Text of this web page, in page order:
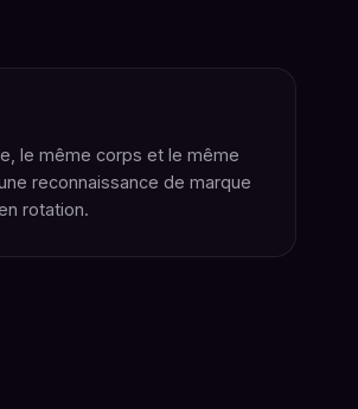
le même corps et le même
reconnaissance de marque
rotation.